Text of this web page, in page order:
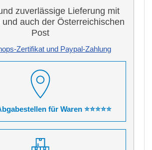
zuverlässige Lieferung mit
und auch der Österreichischen
Post
Zertifikat und Paypal-Zahlung
für Waren ⭐⭐⭐⭐⭐